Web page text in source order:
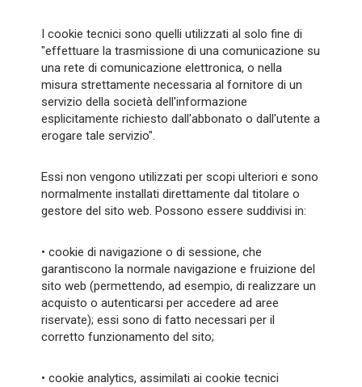
I cookie tecnici sono quelli utilizzati al solo fine di
"effettuare la trasmissione di una comunicazione su
una rete di comunicazione elettronica, o nella
misura strettamente necessaria al fornitore di un
servizio della società dell'informazione
esplicitamente richiesto dall'abbonato o dall'utente a
erogare tale servizio".
Essi non vengono utilizzati per scopi ulteriori e sono
normalmente installati direttamente dal titolare o
gestore del sito web. Possono essere suddivisi in:
• cookie di navigazione o di sessione, che
garantiscono la normale navigazione e fruizione del
sito web (permettendo, ad esempio, di realizzare un
acquisto o autenticarsi per accedere ad aree
riservate); essi sono di fatto necessari per il
corretto funzionamento del sito;
• cookie analytics, assimilati ai cookie tecnici